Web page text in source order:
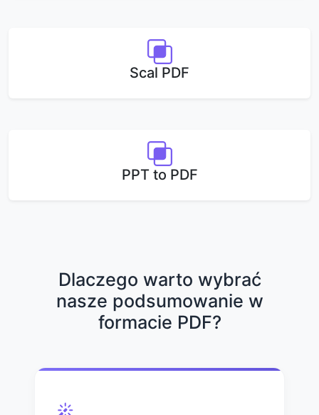
Scal PDF
PPT to PDF
Dlaczego warto wybrać
nasze podsumowanie w
formacie PDF?